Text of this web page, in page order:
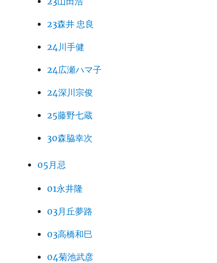
23森井 忠良
24川手健
24広瀬ハマ子
24深川宗俊
25藤野七蔵
30森脇幸次
05月忌
01永井隆
03月丘夢路
03高橋和巳
04菊池武彦